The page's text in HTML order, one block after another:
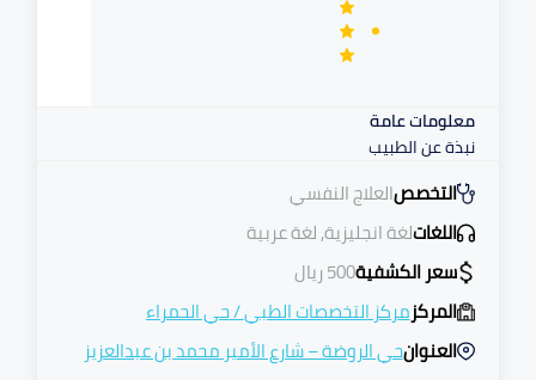
معلومات عامة
نبذة عن الطبيب
التخصصالعلاج النفسي
اللغاتلغة انجليزية, لغة عربية
سعر الكشفية500ريال
المركزمركز التخصصات الطبي/حي الحمراء
العنوانحي الروضة – شارع الأمير محمد بن عبدالعزيز